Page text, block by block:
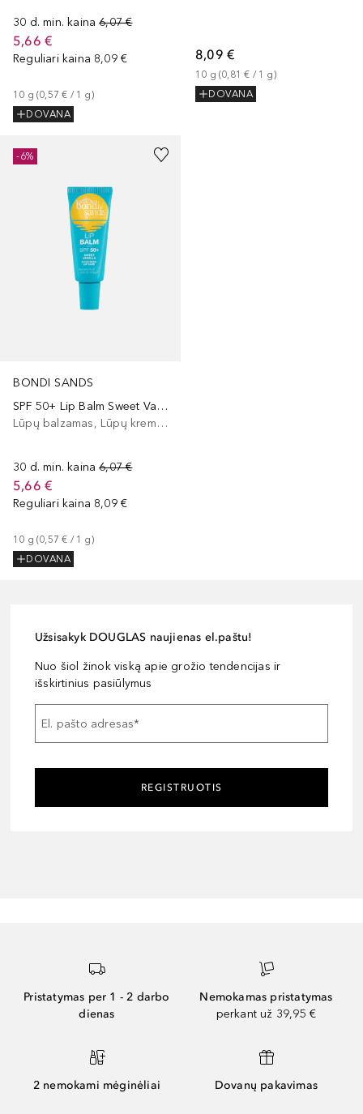
30 d. min. kaina 6,07 €
5,66 €
Reguliari kaina 8,09 €
10 g (0,57 € / 1 g)
DOVANA
8,09 €
10 g (0,81 € / 1 g)
DOVANA
BONDI SANDS
SPF 50+ Lip Balm Sweet Vanilla
Lūpų balzamas, Lūpų kremas
30 d. min. kaina 6,07 €
5,66 €
Reguliari kaina 8,09 €
10 g (0,57 € / 1 g)
DOVANA
-6%
Užsisakyk DOUGLAS naujienas el.paštu!
Nuo šiol žinok viską apie grožio tendencijas ir
išskirtinius pasiūlymus
El. pašto adresas*
REGISTRUOTIS
Pristatymas per 1 - 2 darbo
dienas
Nemokamas pristatymas
perkant už 39,95 €
2 nemokami mėginėliai Dovanų pakavimas